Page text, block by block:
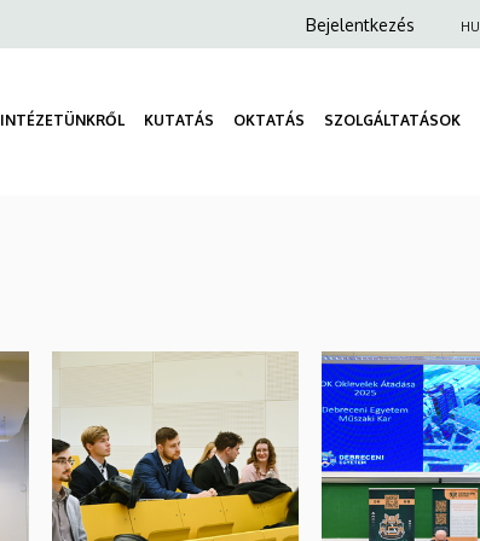
Anonim
menüje
Bejelentkezés HU
INTÉZETÜNKRŐL KUTATÁS OKTATÁS SZOLGÁLTATÁSOK